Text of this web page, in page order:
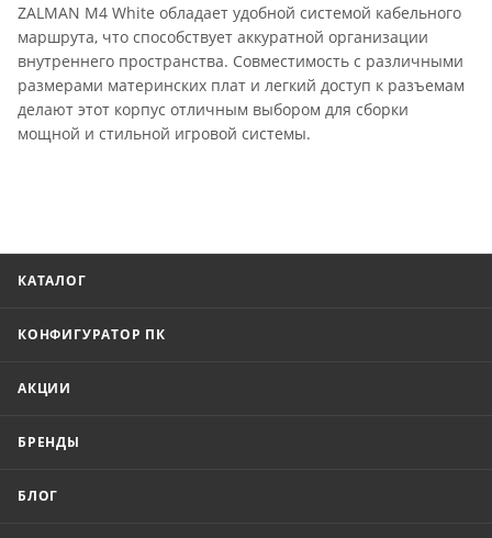
ZALMAN M4 White обладает удобной системой кабельного
маршрута, что способствует аккуратной организации
внутреннего пространства. Совместимость с различными
размерами материнских плат и легкий доступ к разъемам
делают этот корпус отличным выбором для сборки
мощной и стильной игровой системы.
КАТАЛОГ
КОНФИГУРАТОР ПК
АКЦИИ
БРЕНДЫ
БЛОГ